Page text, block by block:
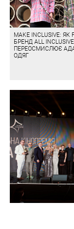
MAKE INCLUSIVE: ЯК
БРЕНД ALL INCLUSIVE
ПЕРЕОСМИСЛЮЄ
ОДЯГ